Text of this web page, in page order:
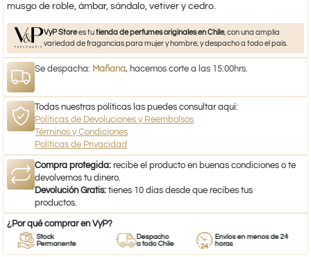
musgo de roble, ámbar, sándalo, vetiver y cedro.
VyP Storees tutienda de perfumes originales en Chile, con una amplia
variedad de fragancias para mujer y hombre, y despacho a todo el país.
Se despacha: Mañana, hacemos corte a las 15:00hrs.
Todas nuestras políticas las puedes consultar aquí:
Políticas de Devoluciones y Reembolsos
Términos y Condiciones
Políticas de Privacidad
Compra protegida: recibe el producto en buenas condiciones o te
devolvemos tu dinero.
Devolución Gratis: tienes 10 días desde que recibes tus
productos.
¿Por qué comprar en VyP?
Stock
Permanente
Despacho
a todo Chile
Envíos en menos de 24
horas